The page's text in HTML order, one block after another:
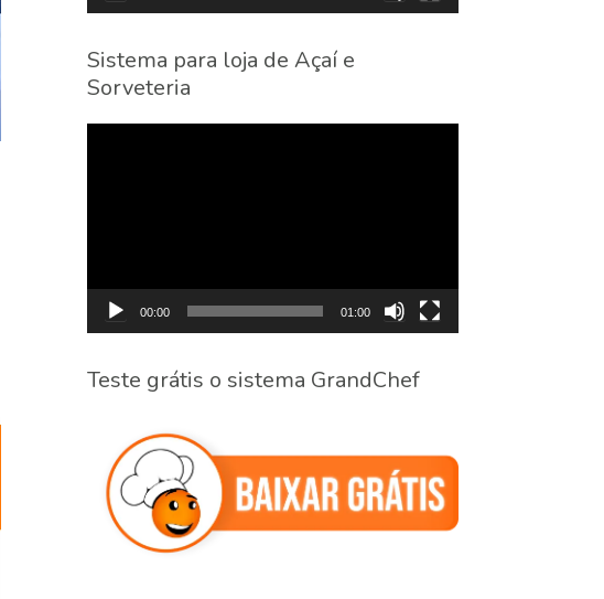
Sistema para loja de Açaí e
Sorveteria
00:00 01:00
Teste grátis o sistema GrandChef